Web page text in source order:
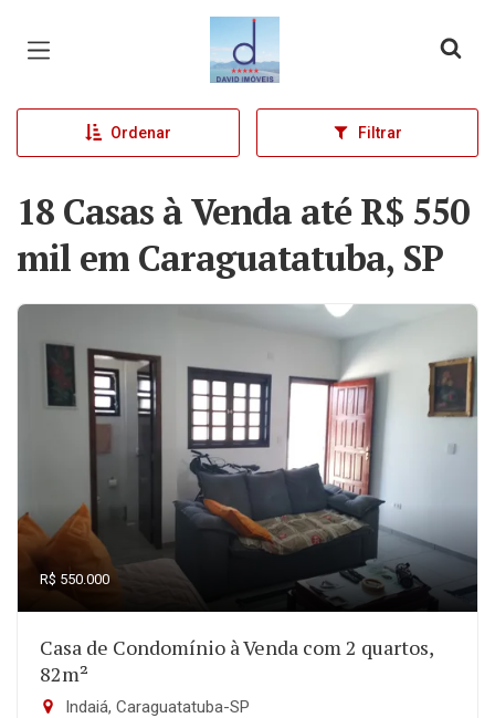
Página inicial
Ordenar Filtrar
18 Casas à Venda até R$ 550
mil em Caraguatatuba, SP
R$ 550.000
Casa de Condomínio à Venda com 2 quartos,
82m²
Indaiá, Caraguatatuba-SP